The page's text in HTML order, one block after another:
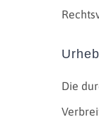
Die